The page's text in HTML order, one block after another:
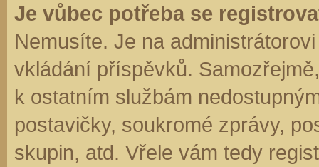
Je vůbec potřeba se
Nemusíte. Je na
vkládání příspěvků.
k ostatním službám
postavičky, soukromé zprávy,
skupin, atd. Vřele vám tedy